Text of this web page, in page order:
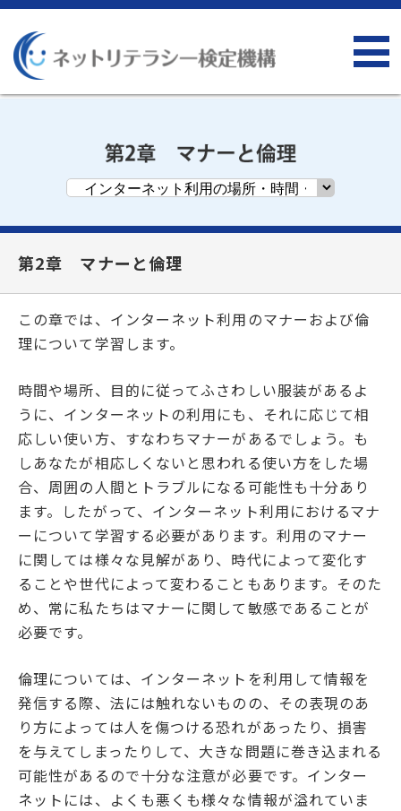
第2章 マナーと倫理
この章では、インターネット利用のマナーおよび倫
理について学習します。
時間や場所、目的に従ってふさわしい服装があるよ
うに、インターネットの利用にも、それに応じて相
応しい使い方、すなわちマナーがあるでしょう。も
しあなたが相応しくないと思われる使い方をした場
合、周囲の人間とトラブルになる 可能性も十分あり
ます。したがって、インターネット利用におけるマナ
ーについて学習する必要があります。利用のマナー
に関しては様々な見解があり、 時代によって変化す
ることや世代によって変わることもあります。そのた
め、常に私たちはマナーに関して敏感であることが
必要です。
倫理については、インターネットを利用して情報を
発信する際、法には触れないものの、その表現のあ
り方によっては人を傷つける恐れがあったり、損害
を与えてしまったりして、 大きな問題に巻き込まれる
可能性があるので十分な注意が必要です。 インター
ネットには、よくも悪くも様々な情報が溢れていま